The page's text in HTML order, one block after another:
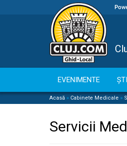
EVENIMENTE
Acasă » Cabinete Medicale »
Servicii